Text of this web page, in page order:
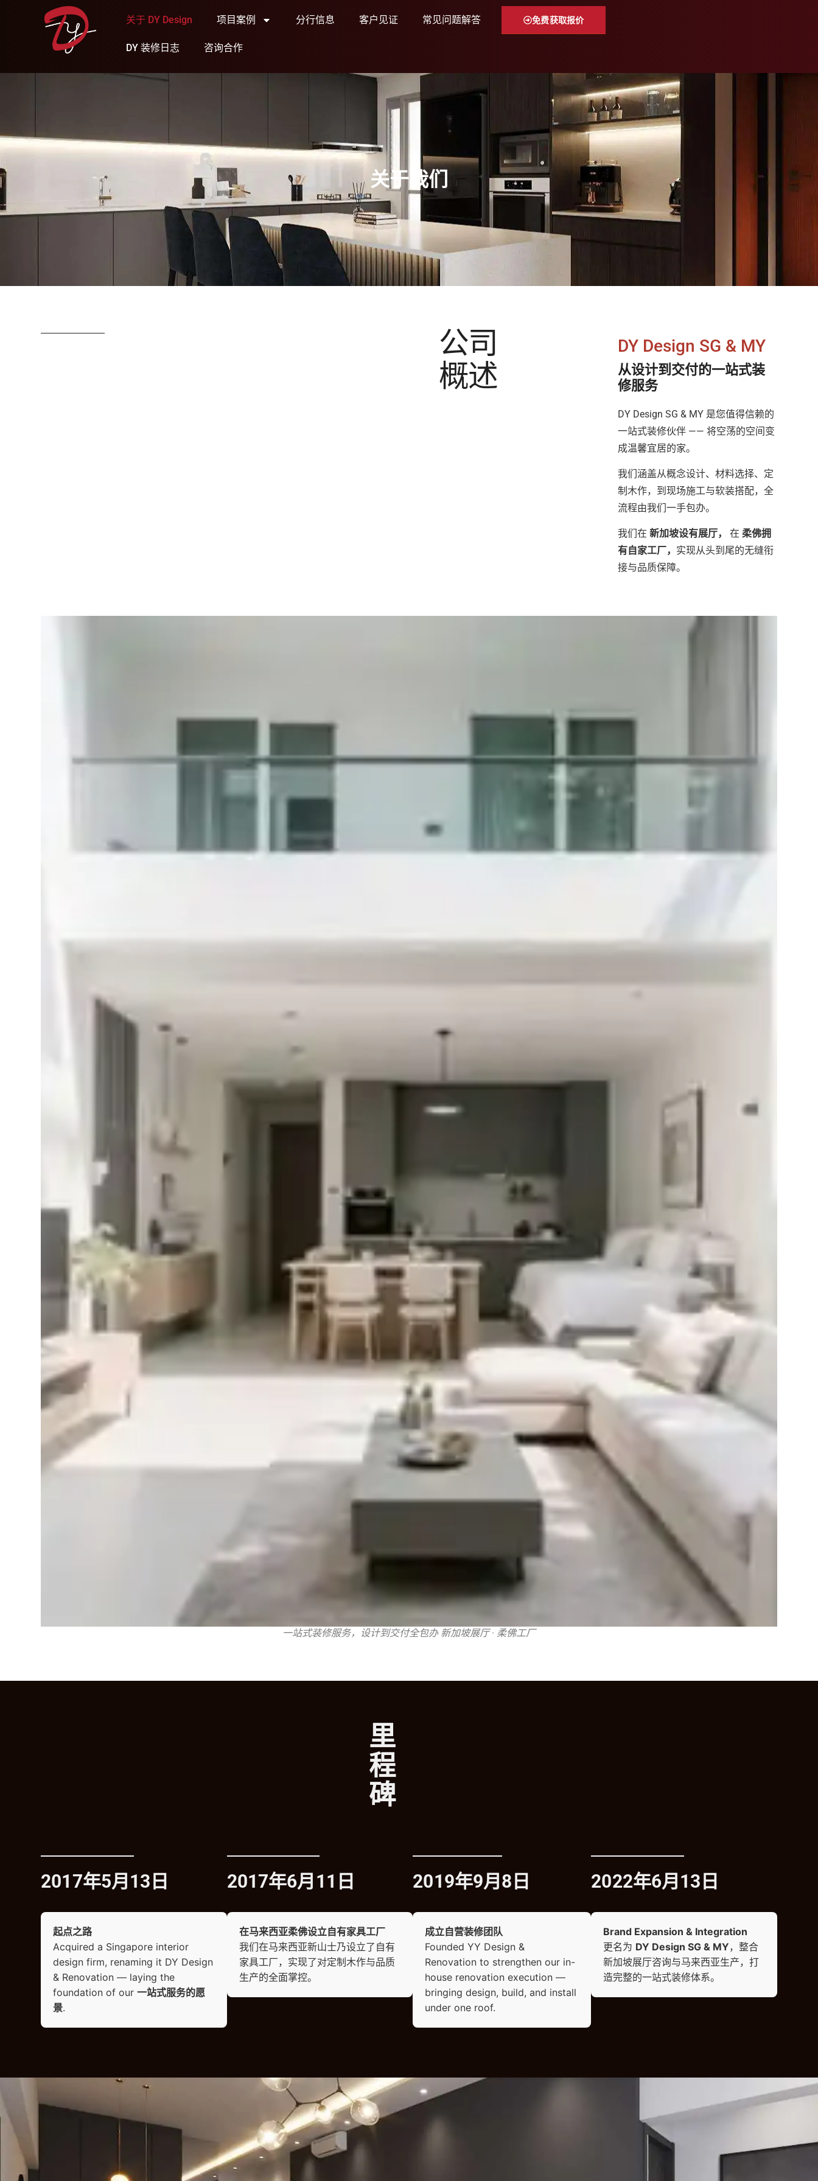
关于 DY Design 项目案例 分行信息 客户见证 常见问题解答
DY 装修日志 咨询合作
免费获取报价
关于我们
公司
概述
DY Design SG & MY
从设计到交付的一站式装
修服务
DY Design SG & MY 是您值得信赖的
一站式装修伙伴 —— 将空荡的空间变
成温馨宜居的家。
我们涵盖从概念设计、材料选择、定
制木作，到现场施工与软装搭配，全
流程由我们一手包办。
我们在新加坡设有展厅， 在 柔佛拥
有自家工厂， 实现从头到尾的无缝衔
接与品质保障。
一站式装修服务，设计到交付全包办 新加坡展厅 · 柔佛工厂
里
程
碑
2017年5月13日
起点之路
Acquired a Singapore interior
design firm, renaming it DY Design
& Renovation — laying the
foundation of our一站式服务的愿
景.
2017年6月11日
在马来西亚柔佛设立自有家具工厂
我们在马来西亚新山士乃设立了自有
家具工厂，实现了对定制木作与品质
生产的全面掌控。
2019年9月8日
成立自营装修团队
Founded YY Design &
Renovation to strengthen our in-
house renovation execution —
bringing design, build, and install
under one roof.
2022年6月13日
Brand Expansion & Integration
更名为 DY Design SG & MY，整合
新加坡展厅咨询与马来西亚生产，打
造完整的一站式装修体系。